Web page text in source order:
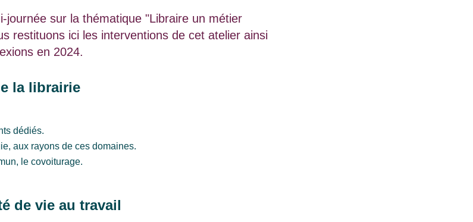
journée sur la thématique "Libraire un métier
restituons ici les interventions de cet atelier ainsi
en 2024.
la librairie
dédiés.
aux rayons de ces domaines.
le covoiturage.
de vie au travail